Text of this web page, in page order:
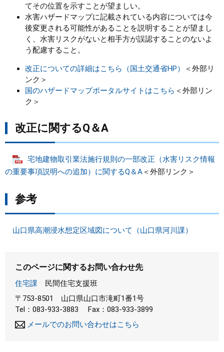
てその位置を示すことが望ましい。
水害ハザードマップに記載されている内容については今
後変更される可能性があることを説明することが望まし
く、水害リスクがないと相手方が誤認することのないよ
う配慮すること。
改正についての詳細はこちら（国土交通省HP）
＜外部リ
ンク＞
国のハザードマップポータルサイトはこちら ＜外部リン
ク＞
改正に関するQ＆A
宅地建物取引業法施行規則の一部改正（水害リスク情報
の重要事項説明への追加）に関するQ＆A ＜外部リンク＞
参考
山口県高潮浸水想定区域図について（山口県河川課）
このページに関するお問い合わせ先
住宅課
民間住宅支援班
〒753-8501
山口県山口市滝町1番1号
Tel：083-933-3883
Fax：083-933-3899
メールでのお問い合わせはこちら